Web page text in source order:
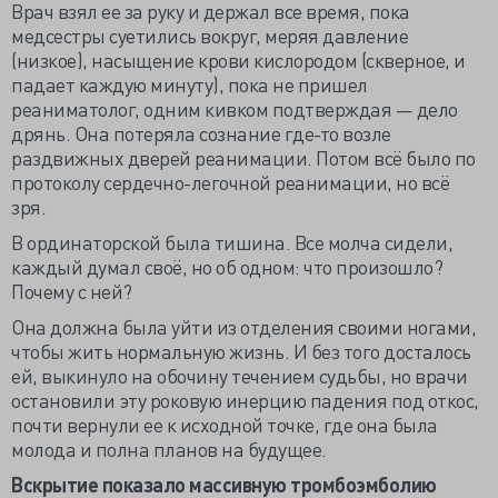
Врач взял ее за руку и держал все время, пока
медсестры суетились вокруг, меряя давление
(низкое), насыщение крови кислородом (скверное, и
падает каждую минуту), пока не пришел
реаниматолог, одним кивком подтверждая — дело
дрянь. Она потеряла сознание где-то возле
раздвижных дверей реанимации. Потом всё было по
протоколу сердечно-легочной реанимации, но всё
зря.
В ординаторской была тишина. Все молча сидели,
каждый думал своё, но об одном: что произошло?
Почему с ней?
Она должна была уйти из отделения своими ногами,
чтобы жить нормальную жизнь. И без того досталось
ей, выкинуло на обочину течением судьбы, но врачи
остановили эту роковую инерцию падения под откос,
почти вернули ее к исходной точке, где она была
молода и полна планов на будущее.
Вскрытие показало массивную тромбоэмболию